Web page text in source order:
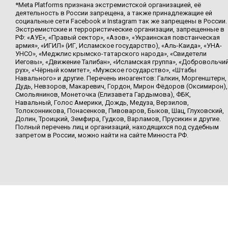
*Meta Platforms признана экстремистской организацией, её
деятельность в России запрещена, а также принадлежащие ей
социальные сети Facebook и Instagram так же запрещены в России.
Экстремистские и террористические организации, запрещенные в
РФ: «АУЕ», «Правый сектор», «Азов», «Украинская повстанческая
армия», «ИГИЛ» (ИГ, Исламское государство), «Аль-Каида», «УНА-
УНСО», «Меджлис крымско-татарского народа», «Свидетели
Иеговы», «Движение Талибан», «Исламская группа»,
рух», «Чёрный комитет», «Мужское государство», «Штабы
Навального» и другие. Перечень иноагентов: Галкин, Моргенштерн,
Дудь, Невзоров, Макаревич, Гордон, Мирон Фёдоров (Оксимирон),
Смольянинов, Монеточка (Елизавета Гардымова), ФБК,
Навальный, Голос Америки, Дождь, Медуза, Верзилов,
Толоконникова, Понасенков, Пивоваров, Быков, Шац, Глуховский,
Долин, Троицкий, Земфира, Гудков, Варламов, Прусикин и другие.
Полный перечень лиц и организаций, находящихся под судебным
запретом в России, можно найти на сайте Минюста РФ.